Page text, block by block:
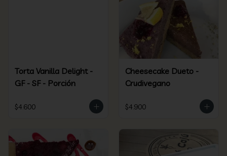
Torta Vanilla Delight -
GF - SF - Porción
$4.600
Cheesecake Dueto -
Crudivegano
$4.900